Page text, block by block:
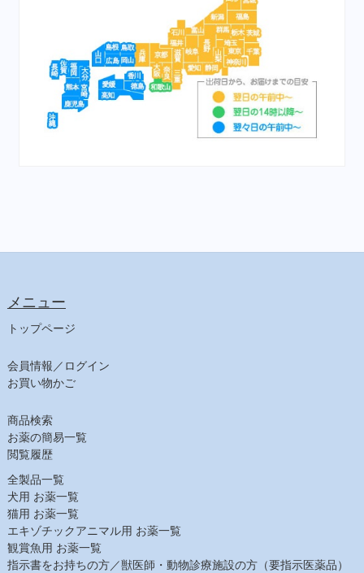
メニュー
トップページ
会員情報／ログイン
お買い物かご
商品検索
お薬の簡易一覧
閲覧履歴
全製品一覧
犬用 お薬一覧
猫用 お薬一覧
エキゾチックアニマル用 お薬一覧
観賞魚用 お薬一覧
指示書をお持ちの方／獣医師・動物診療施設の方（要指示医薬品）